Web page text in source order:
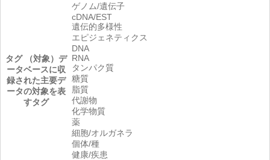
タグ （対象） デ
ータベースに収
録された主要デ
ータの対象を表
すタグ
ゲノム/遺伝子
cDNA/EST
遺伝的多様性
エピジェネティクス
DNA
RNA
タンパク質
糖質
脂質
代謝物
化学物質
薬
細胞/オルガネラ
個体/種
健康/疾患